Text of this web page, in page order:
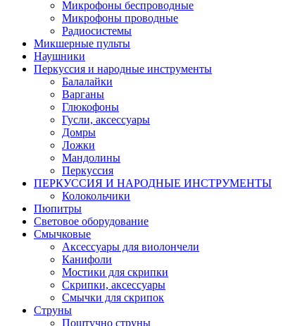
Микрофоны беспроводные
Микрофоны проводные
Радиосистемы
Микшерные пульты
Наушники
Перкуссия и народные инструменты
Балалайки
Варганы
Глюкофоны
Гусли, аксессуары
Домры
Ложки
Мандолины
Перкуссия
ПЕРКУССИЯ И НАРОДНЫЕ ИНСТРУМЕНТЫ
Колокольчики
Пюпитры
Световое оборудование
Смычковые
Аксессуары для виолончели
Канифоли
Мостики для скрипки
Скрипки, аксессуары
Смычки для скрипок
Струны
Поштучно струны